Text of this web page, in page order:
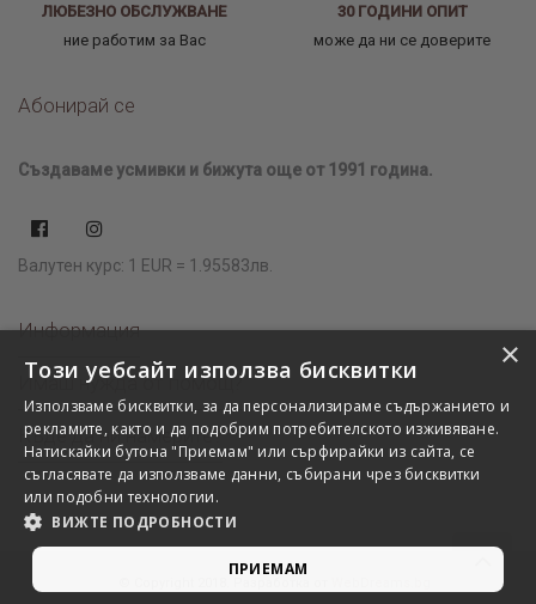
ЛЮБЕЗНО ОБСЛУЖВАНЕ
ние работим за Вас
30 ГОДИНИ ОПИТ
може да ни се доверите
Абонирай се
Създаваме усмивки и бижута още от 1991 година.
Валутен курс: 1 EUR = 1.95583лв.
Информация
Имаш нужда от помощ?
Къде да ни намерите?
×
Този уебсайт използва бисквитки
Използваме бисквитки, за да персонализираме съдържанието и
рекламите, както и да подобрим потребителското изживяване.
Натискайки бутона "Приемам" или сърфирайки из сайта, се
съгласявате да използваме данни, събирани чрез бисквитки
или подобни технологии.
ВИЖТЕ ПОДРОБНОСТИ
ПРИЕМАМ